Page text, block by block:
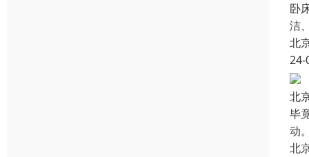
卧
洁
北
24-
北
毕
动
北